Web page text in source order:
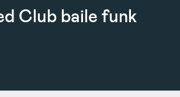
Club baile funk